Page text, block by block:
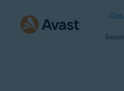
Для